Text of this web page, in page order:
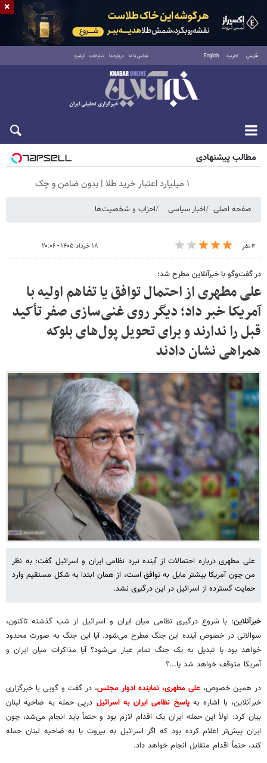
فارسی العربية English تماس با ما درباره ما تبلیغات آرشیو
جمعه ۱۶ مرداد ۱۴۰۵
مطالب پیشنهادی
۱ میلیارد اعتبار خرید طلا | بدون ضامن و چک
صفحه اصلی اخبار سیاسی احزاب و شخصیت‌ها
۴ نفر ۱۸ خرداد ۱۴۰۵ - ۲۰:۰۶
در گفت‌وگو با خبرآنلاین مطرح شد:
علی مطهری از احتمال توافق یا تفاهم اولیه با
آمریکا خبر داد؛ دیگر روی غنی‌سازی صفر تأکید
قبل را ندارند و برای تحویل پول‌های بلوکه‌
همراهی نشان دادند
علی مطهری درباره احتمالات از آینده نبرد نظامی ایران و اسرائیل گفت: به نظر
من چون آمریکا بیشتر مایل به توافق است، از همان ابتدا به شکل مستقیم وارد
حمایت گسترده از اسرائیل در این درگیری نشد.
خبرآنلاین: با شروع درگیری نظامی میان ایران و اسرائیل از شب گذشته تاکنون،
سوالاتی در خصوص آینده این جنگ مطرح می‌شود. آیا این جنگ به صورت محدود
خواهد بود یا تبدیل به یک جنگ تمام عیار می‌شود؟ آیا مذاکرات میان ایران و
آمریکا متوقف خواهد شد یا...؟
در همین خصوص، علی مطهری، نماینده ادوار مجلس، در گفت و گویی با خبرگزاری
خبرآنلاین، با اشاره بهپاسخ نظامی ایران به اسرائیل درپی حمله به ضاحیه لبنان
بیان کرد: اولاً این حمله ایران یک اقدام لازم بود و حتماً باید انجام می‌شد، چون
ایران پیش‌تر اعلام کرده بود که اگر اسرائیل به بیروت یا به ضاحیه لبنان حمله
کند، حتماً اقدام متقابل انجام خواهد داد.
×